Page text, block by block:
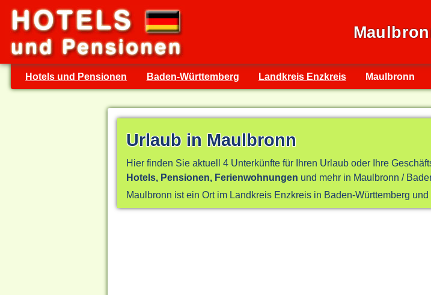
Hotels und Pensionen Baden-Württemberg Landkreis Enzkreis Maulbronn
Urlaub in Maulbronn
Hier finden Sie aktuell 4 Unterkünfte für Ihren Urlaub oder Ihre
Hotels, Pensionen, Ferienwohnungen und mehr in Maulbronn /
Maulbronn ist ein Ort im Landkreis Enzkreis in Baden-Württemberg